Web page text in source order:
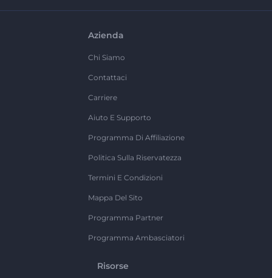
Azienda
Chi Siamo
Contattaci
Carriere
Aiuto E Supporto
Programma Di Affiliazione
Politica Sulla Riservatezza
Termini E Condizioni
Mappa Del Sito
Programma Partner
Programma Ambasciatori
Risorse